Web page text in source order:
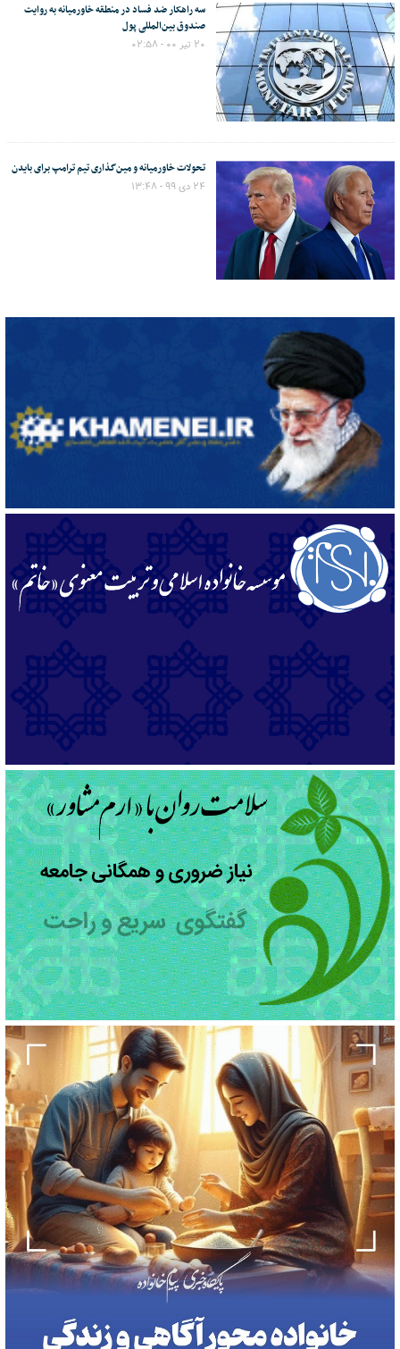
سه راهکار ضد فساد در منطقه خاورمیانه به روایت
صندوق بین‌المللی پول
۲۰ تیر ۰۰ - ۰۲:۵۸
تحولات خاورمیانه و مین‌گذاری تیم ترامپ برای بایدن
۲۴ دی ۹۹ - ۱۳:۴۸